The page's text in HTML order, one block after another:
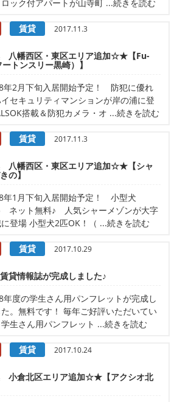
ック付アパートが山寺町 ...続きを読む
賃貸 2017.11.3
幡西区・東区エリア追加☆★【Fu-
トンスリー黒崎）】
年2月下旬入居開始予定！ 防犯に優れ
セキュリティマンションが岸の浦に登
搭載＆防犯カメラ・オ ...続きを読む
賃貸 2017.11.3
幡西区・東区エリア追加☆★【シャ
の】
年1月下旬入居開始予定！ 小型犬
ネット無料♪ 人気シャーメゾンが大字
登場 小型犬2匹OK！（ ...続きを読む
賃貸 2017.10.29
貸情報誌が完成しました♪
年度の学生さん用パンフレットが完成し
た。無料です！ 毎年ご好評いただいてい
生さん用パンフレット ...続きを読む
賃貸 2017.10.24
倉北区エリア追加☆★【アクシオ北